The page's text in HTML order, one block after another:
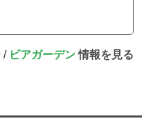
/ ビアガーデン情報を見る